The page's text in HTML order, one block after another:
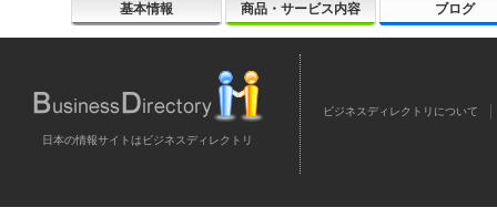
基本情報 商品・サービス内容 ブログ
日本の情報サイトはビジネスディレクトリ
ビジネスディレクトリについて